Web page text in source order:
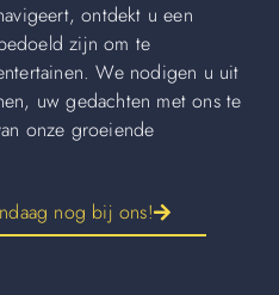
ontdekt u een
zijn om te
We nodigen u uit
uw gedachten met ons te
onze groeiende
nog bij ons!